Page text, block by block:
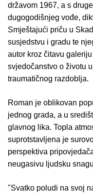
državom 1967, a s
dugogodišnjeg vođe,
Smještajući priču u
susjedstvu i gradu te
autor kroz čitavu
svjedočanstvo o životu
traumatičnog razdoblja.
Roman je oblikovan
jednog grada, a u
glavnog lika. Topla
suprotstavljena je
perspektiva
neugasivu ljudsku
"Svatko poludi na svoj